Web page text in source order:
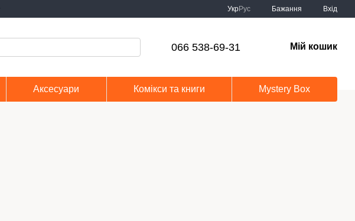
УкрРус Бажання Вхід
066 538-69-31 Мій кошик
Аксесуари Комікси та книги Mystery Box